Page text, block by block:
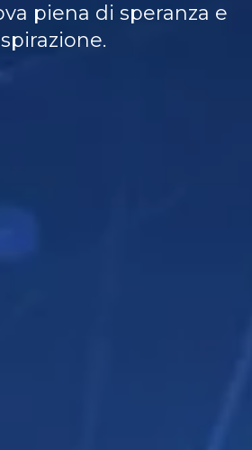
piena di speranza e